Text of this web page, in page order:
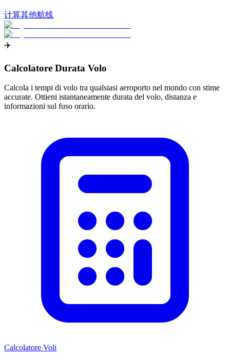
计算其他航线
✈️
Calcolatore Durata Volo
Calcola i tempi di volo tra qualsiasi aeroporto nel mondo con stime
accurate. Ottieni istantaneamente durata del volo, distanza e
informazioni sul fuso orario.
Calcolatore Voli